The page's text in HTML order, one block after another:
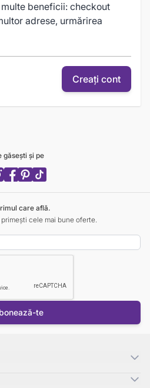
beneficii: checkout
adrese, urmărirea
Creați cont
găsești și pe
care află.
cele mai bune oferte.
te